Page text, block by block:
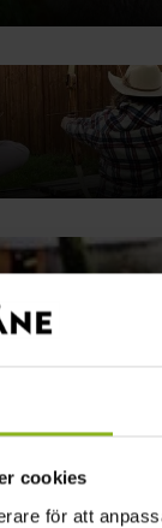
cookies
för att